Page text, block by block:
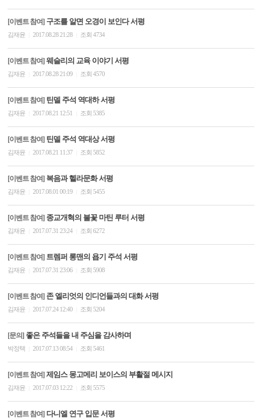
[이벤트 참여] 구조를 알면 오경이 보인다 서평
김재윤 2017.08.28 21:28 조회 4734
[이벤트 참여] 웨슬리의 교육 이야기 서평
김재윤 2017.08.28 21:09 조회 4570
[이벤트 참여] 틴델 주석 역대하 서평
김재윤 2017.08.21 12:51 조회 5385
[이벤트 참여] 틴델 주석 역대상 서평
김재윤 2017.08.21 11:37 조회 5852
[이벤트 참여] 복음과 헬라문화 서평
김재윤 2017.08.01 00:19 조회 5455
[이벤트 참여] 종교개혁의 불꽃 마틴 루터 서평
김재윤 2017.07.31 23:24 조회 6272
[이벤트 참여] 트렘퍼 롱맨의 욥기 주석 서평
김재윤 2017.07.31 23:06 조회 5908
[이벤트 참여] 존 엘리엇의 인디언들과의 대화 서평
김재윤 2017.07.24 12:40 조회 5204
[문의] 좋은 주석들을 내 주심을 감사하며
박정택 2017.07.13 08:54 조회 5461
[이벤트 참여] 제임스 몽고메리 보이스의 부활절 메시지
김재윤 2017.07.03 12:22 조회 5575
[이벤트 참여] 다니엘 연구 입문 서평